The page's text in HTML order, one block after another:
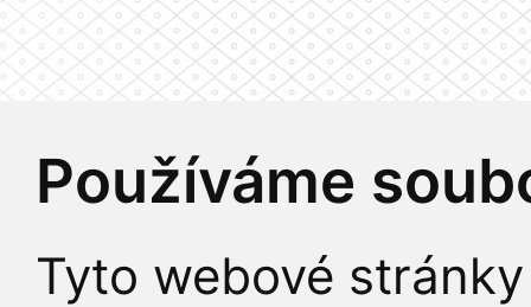
Používáme
Tyto webové